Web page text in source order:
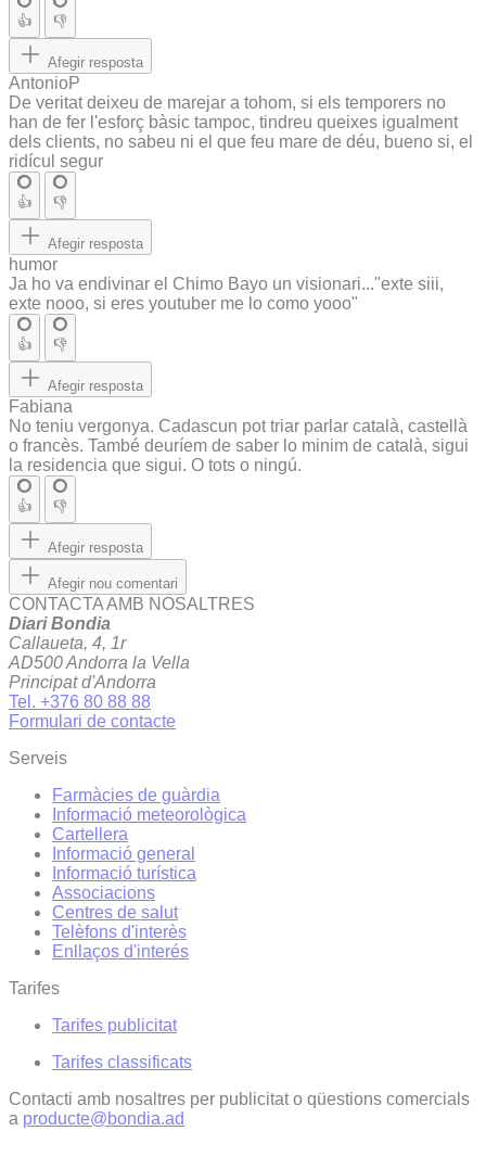
👍 👎
Afegir resposta
AntonioP
De veritat deixeu de marejar a tohom, si els temporers no
han de fer l'esforç bàsic tampoc, tindreu queixes igualment
dels clients, no sabeu ni el que feu mare de déu, bueno si, el
ridícul segur
👍 👎
Afegir resposta
humor
Ja ho va endivinar el Chimo Bayo un visionari..."exte siii,
exte nooo, si eres youtuber me lo como yooo"
👍 👎
Afegir resposta
Fabiana
No teniu vergonya. Cadascun pot triar parlar català, castellà
o francès. També deuríem de saber lo minim de català, sigui
la residencia que sigui. O tots o ningú.
👍 👎
Afegir resposta
Afegir nou comentari
CONTACTA AMB NOSALTRES
Diari Bondia
Callaueta, 4, 1r
AD500 Andorra la Vella
Principat d'Andorra
Tel. +376 80 88 88
Formulari de contacte
Serveis
Farmàcies de guàrdia
Informació meteorològica
Cartellera
Informació general
Informació turística
Associacions
Centres de salut
Telèfons d'interès
Enllaços d'interés
Tarifes
Tarifes publicitat
Tarifes classificats
Contacti amb nosaltres per publicitat o qüestions comercials
a producte@bondia.ad